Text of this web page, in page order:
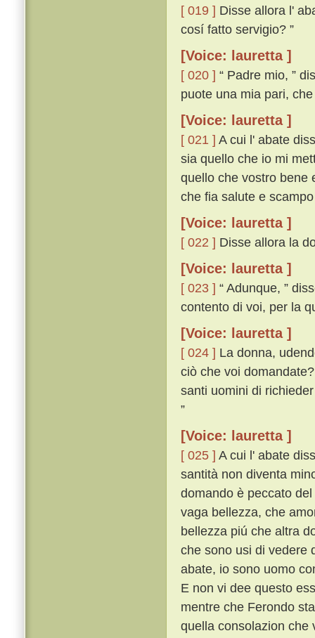
[ 019 ] Disse allora l'
cosí fatto servigio? ”
[Voice: lauretta ]
[ 020 ] “ Padre mio, ”
puote una mia pari,
[Voice: lauretta ]
[ 021 ] A cui l' abate
sia quello che io mi
quello che vostro bene
che fia salute e
[Voice: lauretta ]
[ 022 ] Disse allora la
[Voice: lauretta ]
[ 023 ] “ Adunque, ”
contento di voi, per la
[Voice: lauretta ]
[ 024 ] La donna,
ciò che voi
santi uomini di
”
[Voice: lauretta ]
[ 025 ] A cui l' abate
santità non diventa
domando è peccato
vaga bellezza, che
bellezza piú che altra
che sono usi di vedere
abate, io sono uomo
E non vi dee questo
mentre che Ferondo
quella consolazion che